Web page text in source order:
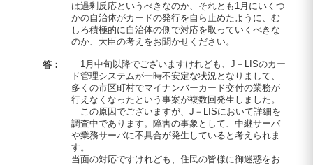
は過剰反応というべきなのか、それとも1月にいくつ
かの自治体がカードの発行を自ら止めたように、む
しろ積極的に自治体の側で対応を取っていくべきな
のか、大臣の考えをお聞かせください。
答：
1月中旬以降でございますけれども、J－LISのカー
ド管理システムが一時不安定な状況となりまして、
多くの市区町村でマイナンバーカード交付の業務が
行えなくなったという事案が複数回発生しました。
この原因でございますが、J－LISにおいて詳細を
調査中であります。障害の事象として、中継サーバ
や業務サーバに不具合が発生していると考えられま
す。
当面の対応ですけれども、住民の皆様に御迷惑をお